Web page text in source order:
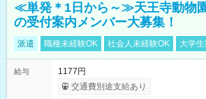
≪単発＊1日から～≫天王寺動物
の受付案内メンバー大募集！
派遣 職種未経験OK 社会人未経験OK 大学
給与
1177円
交通費別途支給あり